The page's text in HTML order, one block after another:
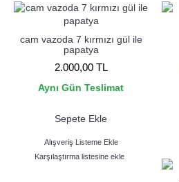
cam vazoda 7 kırmızı gül ile
papatya
2.000,00 TL
Aynı Gün Teslimat
Sepete Ekle
Alışveriş Listeme Ekle
Karşılaştırma listesine ekle